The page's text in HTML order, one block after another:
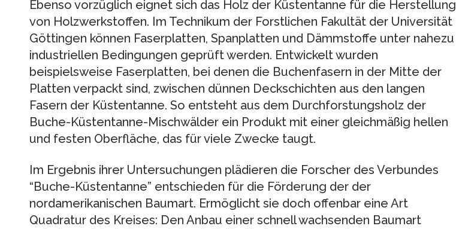
Ebenso vorzüglich eignet sich das Holz der Küstentanne für die Herstellung
von Holzwerkstoffen. Im Technikum der Forstlichen Fakultät der Universität
Göttingen können Faserplatten, Spanplatten und Dämmstoffe unter nahezu
industriellen Bedingungen geprüft werden. Entwickelt wurden
beispielsweise Faserplatten, bei denen die Buchenfasern in der Mitte der
Platten verpackt sind, zwischen dünnen Deckschichten aus den langen
Fasern der Küstentanne. So entsteht aus dem Durchforstungsholz der
Buche-Küstentanne-Mischwälder ein Produkt mit einer gleichmäßig hellen
und festen Oberfläche, das für viele Zwecke taugt.
Im Ergebnis ihrer Untersuchungen plädieren die Forscher des Verbundes
“Buche-Küstentanne” entschieden für die Förderung der der
nordamerikanischen Baumart. Ermöglicht sie doch offenbar eine Art
Quadratur des Kreises: Den Anbau einer schnell wachsenden Baumart